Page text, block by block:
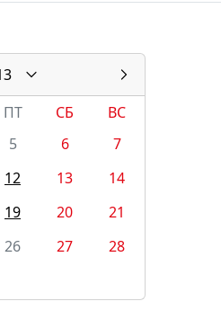
ПТ СБ
ВС
5 6
7
12 13
14
19 20
21
26 27
28